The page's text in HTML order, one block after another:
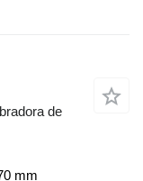
de
mm